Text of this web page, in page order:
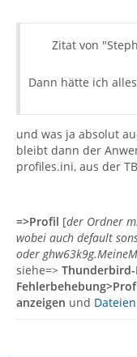
Zitat von
Dann hätte ich
und was ja absolut
bleibt dann der
profiles.ini, aus der
=>Profil [der Ordner
wobei auch default
oder
siehe=>
anzeigen und